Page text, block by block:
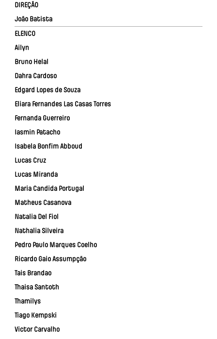
DIREÇÃO
João Batista
ELENCO
Ailyn
Bruno Helal
Dahra Cardoso
Edgard Lopes de Souza
Eliara Fernandes Las Casas Torres
Fernanda Guerreiro
Iasmin Patacho
Isabela Bonfim Abboud
Lucas Cruz
Lucas Miranda
Maria Candida Portugal
Matheus Casanova
Natalia Del Fiol
Nathalia Silveira
Pedro Paulo Marques Coelho
Ricardo Gaio Assumpção
Tais Brandao
Thaisa Santoth
Thamilys
Tiago Kempski
Victor Carvalho